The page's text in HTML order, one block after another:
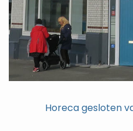
Horeca gesloten